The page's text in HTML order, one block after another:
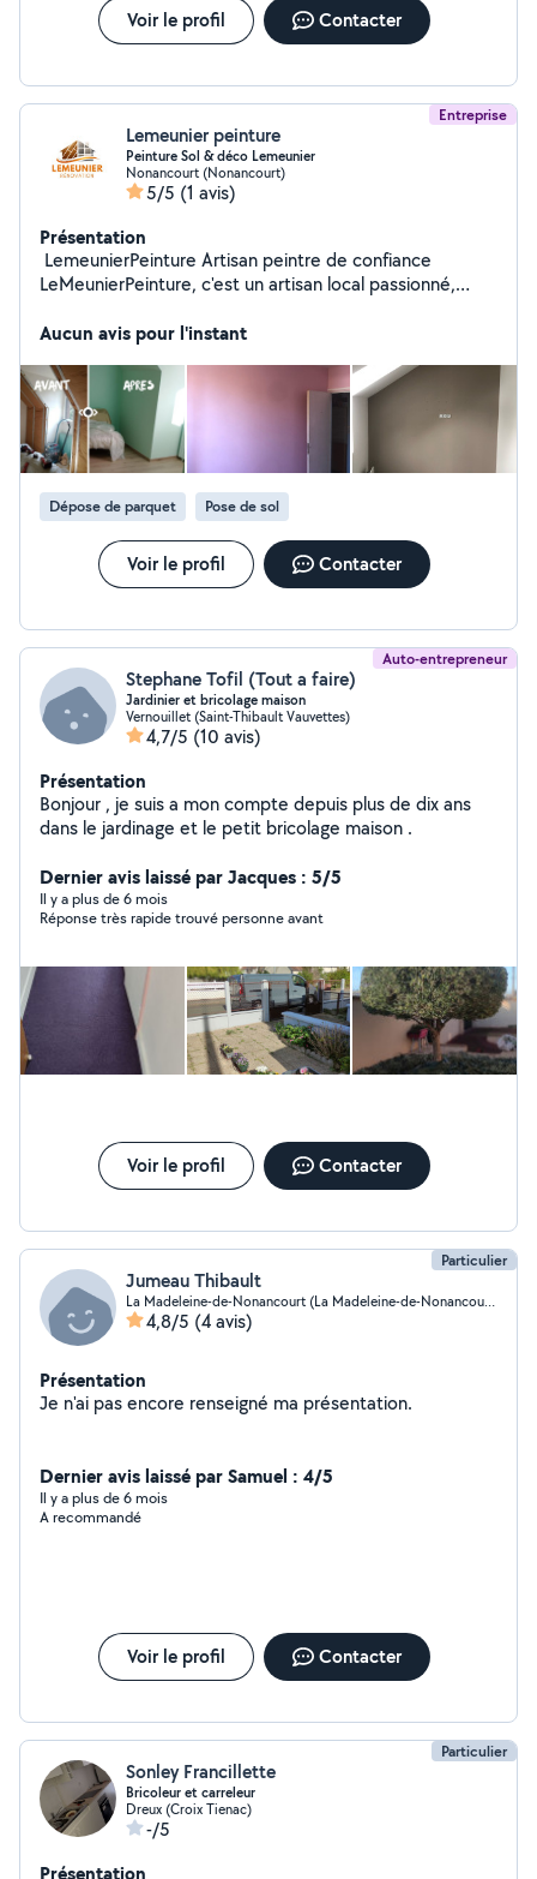
Voir le profil Contacter
Entreprise
Lemeunier peinture
Peinture Sol & déco Lemeunier
Nonancourt (Nonancourt)
5/5 (1 avis)
Présentation
️ LemeunierPeinture Artisan peintre de confiance
LeMeunierPeinture, c'est un artisan local passionné,
extérieure, pour particuliers et professionnels. Nous
finitions propres et un vrai sens du détail. Chaque projet
est réalisé avec sérieux, dans le respect des délais et
de vos attentes. Nos engagements : Peinture murs,
plafonds, boiseries, façades Conseils déco
personnalisés Produits professionnels et écologiques
Propreté du chantier assurée Devis gratuit et réponse
rapide
Aucun avis pour l'instant
Dépose de parquet Pose de sol
Voir le profil Contacter
Auto-entrepreneur
Stephane Tofil (Tout a faire)
Jardinier et bricolage maison
Vernouillet (Saint-Thibault Vauvettes)
4,7/5 (10 avis)
Présentation
Bonjour , je suis a mon compte depuis plus de dix ans
dans le jardinage et le petit bricolage maison .
Dernier avis laissé par Jacques : 5/5
Il y a plus de 6 mois
Réponse très rapide trouvé personne avant
Voir le profil Contacter
Particulier
Jumeau Thibault
La Madeleine-de-Nonancourt (La Madeleine-de-Nonancourt)
4,8/5 (4 avis)
Présentation
Je n'ai pas encore renseigné ma présentation.
Dernier avis laissé par Samuel : 4/5
Il y a plus de 6 mois
A recommandé
Voir le profil Contacter
Particulier
Sonley Francillette
Bricoleur et carreleur
Dreux (Croix Tienac)
-/5
Présentation